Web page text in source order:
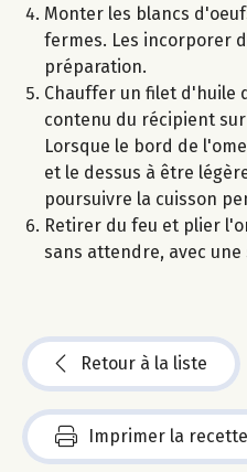
Monter les blancs
fermes. Les incorporer
préparation.
Chauffer un filet d'huile
contenu du récipient
Lorsque le bord de
et le dessus à être
poursuivre la cuisson
Retirer du feu et plier
sans attendre, avec une
Retour à la liste
Imprimer la recette